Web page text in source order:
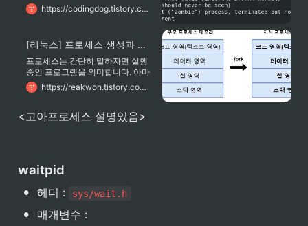
부모 프로세스가 자식 프로세스가
종료가 될 때 까지 대기를 하게 할
자식의 pid를, 실패하면 -1을 반환
합니다. 물론 stat에 NULL값을 넣
어도 되는데요. 이 때에는, 전달된
매개변수에 상태값을 저장하지 않
습니다. man ps를 쳐 봅시다.
https://codingdog.tistory.com/entry/%EB%A6%AC%EB%88%85%EC%8A%A4-wait-%ED%95%A8%EC%88%98-%EC%9E%90%EC%8B%9D-%ED%94%84%EB%A1%9C%EC%84%B8%EC%8A%A4%EA%B0%80-%EC%A2%85%EB%A3%8C%EB%90%A0-%EB%95%8C-%EA%B9%8C%EC%A7%80-%EA%B8%B0%EB%8B%A4%EB%A6%B0%EB%8B%A4
[리눅스] 프로세스 생성과 특징, 종료 (fork, wait), 예제 코드
프로세스는 간단히 말하자면 실행
중인 프로그램을 의미합니다. 아마
여러분들은 컴퓨터를 하면서 아주
빈번하게 듣는 용어이기도 합니다.
에서 말하는 실행 중인 프로그램이
설치했다고 가정합시다. 아직은 더
않았으므로 프로세스가 아닙니다.
https://reakwon.tistory.com/45
<고아프로세스 설명있음>
waitpid
• 헤더 : sys/wait.h
• 매개변수 :